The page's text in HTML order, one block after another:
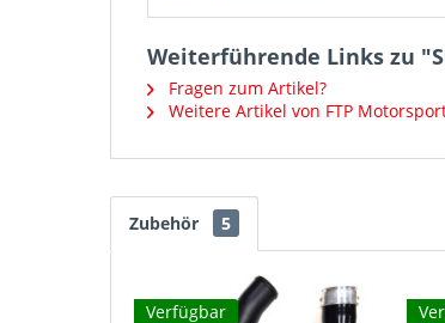
Weiterführende Links zu
Fragen zum Artikel?
Weitere Artikel von FTP
Zubehör 5
Verfügbar